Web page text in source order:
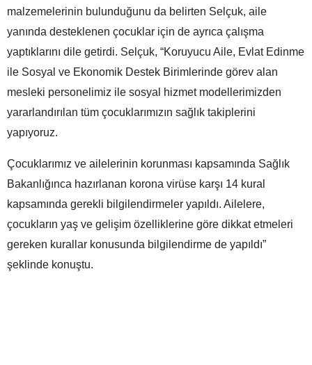
malzemelerinin bulunduğunu da belirten Selçuk, aile
yanında desteklenen çocuklar için de ayrıca çalışma
yaptıklarını dile getirdi. Selçuk, “Koruyucu Aile, Evlat Edinme
ile Sosyal ve Ekonomik Destek Birimlerinde görev alan
mesleki personelimiz ile sosyal hizmet modellerimizden
yararlandırılan tüm çocuklarımızın sağlık takiplerini
yapıyoruz.
Çocuklarımız ve ailelerinin korunması kapsamında Sağlık
Bakanlığınca hazırlanan korona virüse karşı 14 kural
kapsamında gerekli bilgilendirmeler yapıldı. Ailelere,
çocukların yaş ve gelişim özelliklerine göre dikkat etmeleri
gereken kurallar konusunda bilgilendirme de yapıldı”
şeklinde konuştu.